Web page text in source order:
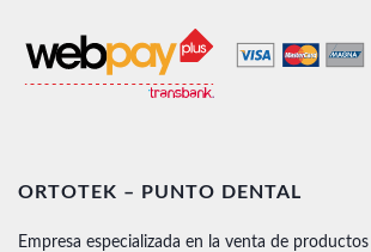
ORTOTEK – PUNTO DENTAL
Empresa especializada en la venta de